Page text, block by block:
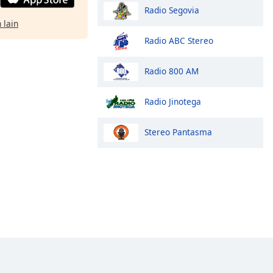
lain
Radio Segovia
Radio ABC Stereo
Radio 800 AM
Radio Jinotega
Stereo Pantasma